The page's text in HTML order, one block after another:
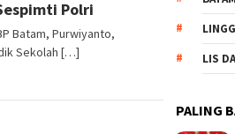
Polri
Batam, Purwiyanto,
Sekolah […]
LIS
PALING